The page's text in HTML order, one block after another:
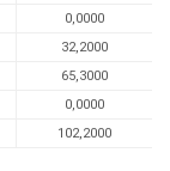
0,0000
32,2000
65,3000
0,0000
102,2000